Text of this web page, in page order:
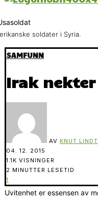
soldater i Syria.
SAMFUNN
Irak
AV KNUT
04. 12. 2015
1.1K VISNINGER
2 MINUTTER LESETID
1
Uvitenhet er essensen av